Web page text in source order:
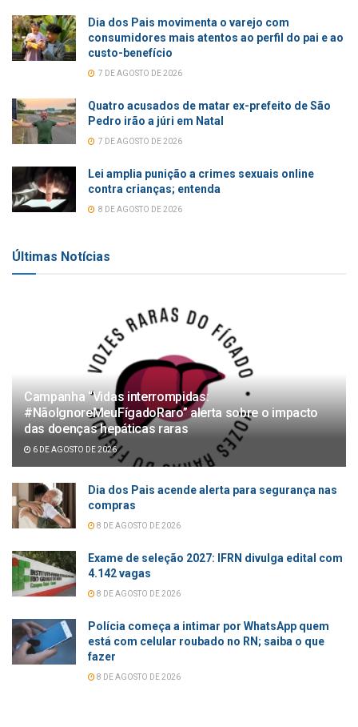
Dia dos Pais movimenta o varejo com
consumidores mais atentos ao perfil do pai e ao
custo-benefício
7 DE AGOSTO DE 2026
Quatro acusados de matar ex-prefeito de São
Pedro irão a júri em Natal
7 DE AGOSTO DE 2026
Lei amplia punição a crimes sexuais online
contra crianças; entenda
8 DE AGOSTO DE 2026
Últimas Notícias
Campanha “Vidas interrompidas:
#NãoIgnoreMeuFígadoRaro” alerta sobre o impacto
das doenças hepáticas raras
6 DE AGOSTO DE 2026
Dia dos Pais acende alerta para segurança nas
compras
8 DE AGOSTO DE 2026
Exame de seleção 2027: IFRN divulga edital com
4.142 vagas
8 DE AGOSTO DE 2026
Polícia começa a intimar por WhatsApp quem
está com celular roubado no RN; saiba o que
fazer
8 DE AGOSTO DE 2026